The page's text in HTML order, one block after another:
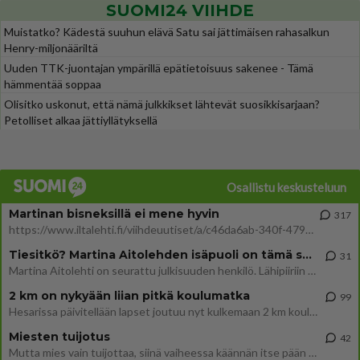
SUOMI24 VIIHDE
Muistatko? Kädestä suuhun elävä Satu sai jättimäisen rahasalkun
Henry-miljonääriltä
Uuden TTK-juontajan ympärillä epätietoisuus sakenee - Tämä
hämmentää soppaa
Olisitko uskonut, että nämä julkkikset lähtevät suosikkisarjaan?
Petolliset alkaa jättiyllätyksellä
Osallistu keskusteluun
Martinan bisneksillä ei mene hyvin
https://www.iltalehti.fi/viihdeuutiset/a/c46da6ab-340f-4790-aaa7-0865eed2336 Yrityksen konkurssihakemus on tullut kärä
317
Tiesitkö? Martina Aitolehden isäpuoli on tämä suosittu laulaja
Martina Aitolehti on seurattu julkisuuden henkilö. Lähipiiriin mahtuu muitakin tunnettuja henkilöitä. Tiesitkö, että Ma
31
2 km on nykyään liian pitkä koulumatka
Hesarissa päivitellään lapset joutuu nyt kulkemaan 2 km kouluun jösses. Ruostefillarilla tuo matka menee vaikka miten äk
99
Miesten tuijotus
Mutta mies vain tuijottaa, siinä vaiheessa käännän itse pään pois. Mikä juttu? Yleensä jos joku tuijottaa tai katsoo, hä
42